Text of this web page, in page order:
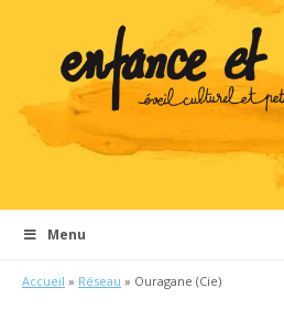
Menu
Accueil » Réseau » Ouragane (Cie)